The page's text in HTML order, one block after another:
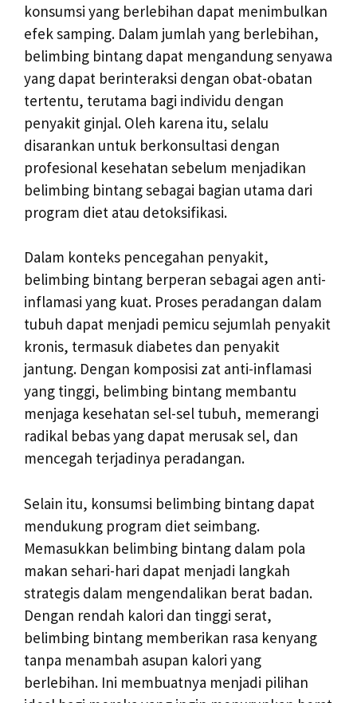
konsumsi yang berlebihan dapat menimbulkan
efek samping. Dalam jumlah yang berlebihan,
belimbing bintang dapat mengandung senyawa
yang dapat berinteraksi dengan obat-obatan
tertentu, terutama bagi individu dengan
penyakit ginjal. Oleh karena itu, selalu
disarankan untuk berkonsultasi dengan
profesional kesehatan sebelum menjadikan
belimbing bintang sebagai bagian utama dari
program diet atau detoksifikasi.
Dalam konteks pencegahan penyakit,
belimbing bintang berperan sebagai agen anti-
inflamasi yang kuat. Proses peradangan dalam
tubuh dapat menjadi pemicu sejumlah penyakit
kronis, termasuk diabetes dan penyakit
jantung. Dengan komposisi zat anti-inflamasi
yang tinggi, belimbing bintang membantu
menjaga kesehatan sel-sel tubuh, memerangi
radikal bebas yang dapat merusak sel, dan
mencegah terjadinya peradangan.
Selain itu, konsumsi belimbing bintang dapat
mendukung program diet seimbang.
Memasukkan belimbing bintang dalam pola
makan sehari-hari dapat menjadi langkah
strategis dalam mengendalikan berat badan.
Dengan rendah kalori dan tinggi serat,
belimbing bintang memberikan rasa kenyang
tanpa menambah asupan kalori yang
berlebihan. Ini membuatnya menjadi pilihan